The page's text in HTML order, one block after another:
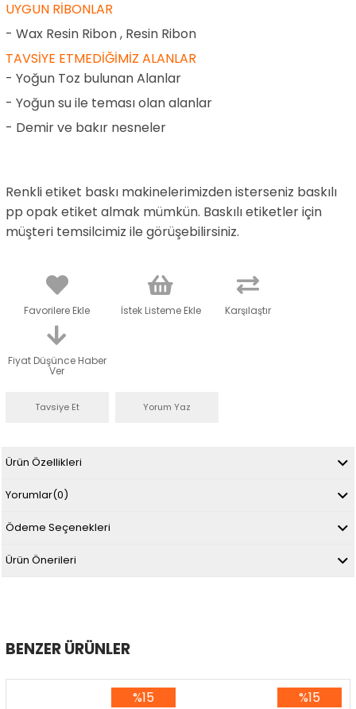
UYGUN RİBONLAR
- Wax Resin Ribon , Resin Ribon
TAVSİYE ETMEDİĞİMİZ ALANLAR
- Yoğun Toz bulunan Alanlar
- Yoğun su ile teması olan alanlar
- Demir ve bakır nesneler
Renkli etiket baskı makinelerimizden isterseniz baskılı
pp opak etiket almak mümkün. Baskılı etiketler için
müşteri temsilcimiz ile görüşebilirsiniz.
Favorilere Ekle İstek Listeme Ekle Karşılaştır
Fiyat Düşünce Haber
Ver
Tavsiye Et Yorum Yaz
Ürün Özellikleri
Yorumlar(0)
Ödeme Seçenekleri
Ürün Önerileri
BENZER ÜRÜNLER
%15
%15